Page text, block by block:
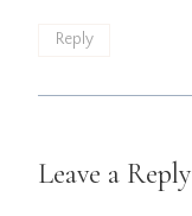
Reply
Leave a Reply